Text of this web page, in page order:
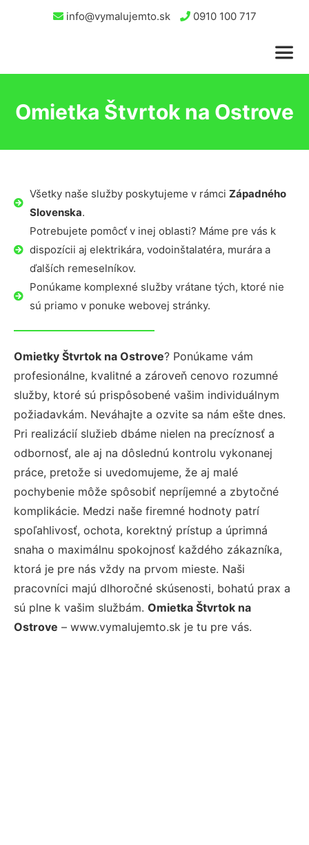
info@vymalujemto.sk 0910 100 717
Omietka Štvrtok na Ostrove
Všetky naše služby poskytujeme v rámci Západného
Slovenska.
Potrebujete pomôcť v inej oblasti? Máme pre vás k
dispozícii aj elektrikára, vodoinštalatéra, murára a
ďalších remeselníkov.
Ponúkame komplexné služby vrátane tých, ktoré nie
sú priamo v ponuke webovej stránky.
Omietky Štvrtok na Ostrove? Ponúkame vám
profesionálne, kvalitné a zároveň cenovo rozumné
služby, ktoré sú prispôsobené vašim individuálnym
požiadavkám. Neváhajte a ozvite sa nám ešte dnes.
Pri realizácií služieb dbáme nielen na precíznosť a
odbornosť, ale aj na dôslednú kontrolu vykonanej
práce, pretože si uvedomujeme, že aj malé
pochybenie môže spôsobiť nepríjemné a zbytočné
komplikácie. Medzi naše firemné hodnoty patrí
spoľahlivosť, ochota, korektný prístup a úprimná
snaha o maximálnu spokojnosť každého zákazníka,
ktorá je pre nás vždy na prvom mieste. Naši
pracovníci majú dlhoročné skúsenosti, bohatú prax a
sú plne k vašim službám. Omietka Štvrtok na
Ostrove – www.vymalujemto.sk je tu pre vás.